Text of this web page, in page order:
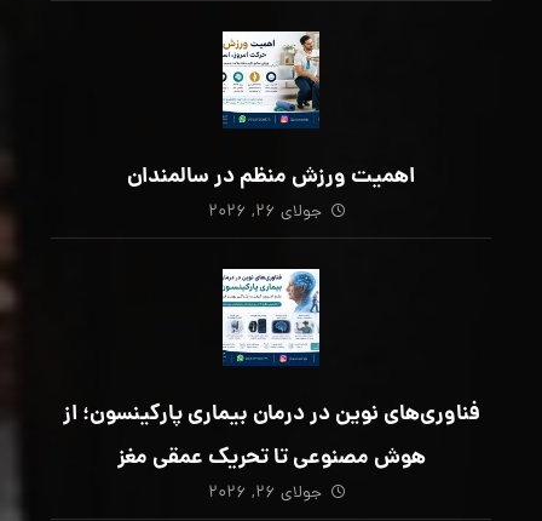
اهمیت ورزش منظم در سالمندان
جولای ۲۶, ۲۰۲۶
فناوری‌های نوین در درمان بیماری پارکینسون؛ از
هوش مصنوعی تا تحریک عمقی مغز
جولای ۲۶, ۲۰۲۶